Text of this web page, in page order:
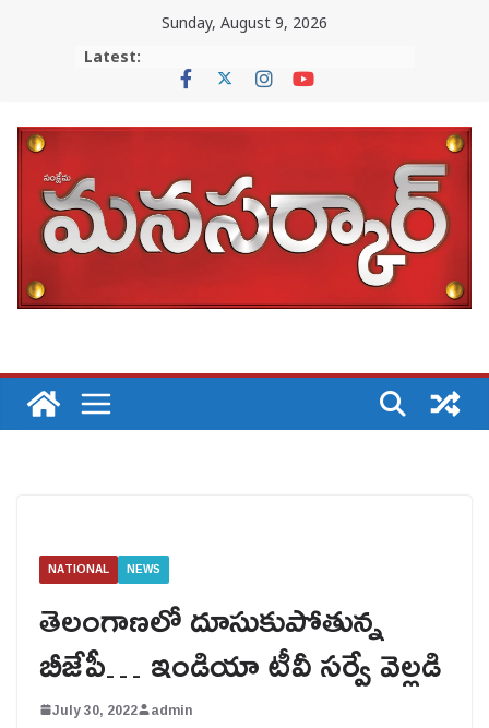
Sunday, August 9, 2026
Latest:
NATIONAL NEWS
తెలంగాణలో దూసుకుపోతున్న
బీజేపీ… ఇండియా టీవీ సర్వే వెల్లడి
July 30, 2022 admin